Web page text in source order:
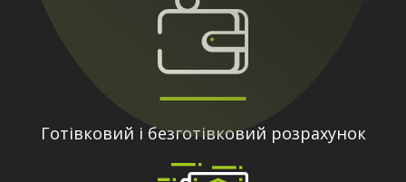
Готівковий і безготівковий розрахунок